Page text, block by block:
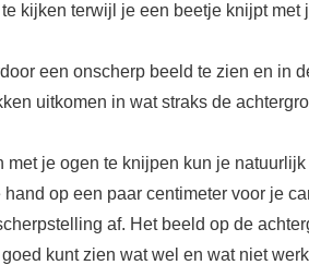
kijken terwijl je een beetje knijpt met
een onscherp beeld te zien en in
uitkomen in wat straks de
met je ogen te knijpen kun je
hand op een paar centimeter voor je
af. Het beeld op de
kunt zien wat wel en wat niet